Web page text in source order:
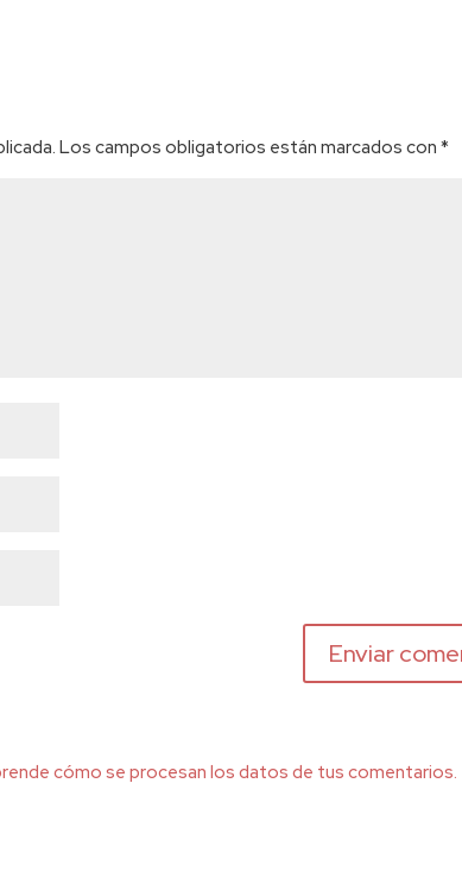
Los campos obligatorios están marcados con *
cómo se procesan los datos de tus comentarios.